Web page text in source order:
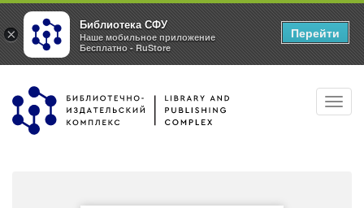
Перейти
основному
×
Библиотека СФУ
Наше мобильное приложение
Бесплатно - RuStore
Перейти